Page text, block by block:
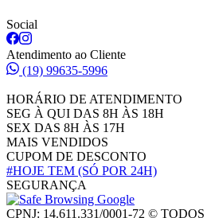
Social
Atendimento ao Cliente
(19) 99635-5996
HORÁRIO DE ATENDIMENTO
SEG À QUI DAS 8H ÀS 18H
SEX DAS 8H ÀS 17H
MAIS VENDIDOS
CUPOM DE DESCONTO
#HOJE TEM (SÓ POR 24H)
SEGURANÇA
CPNJ: 14.611.331/0001-72 ©